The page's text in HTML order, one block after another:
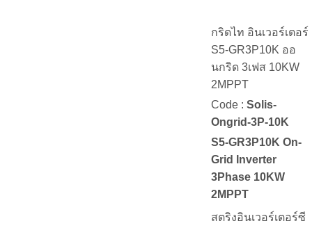
กริดไท อินเวอร์เตอร์
S5-GR3P10K ออ
นกริด 3เฟส 10KW
2MPPT
Code : Solis-
Ongrid-3P-10K
S5-GR3P10K On-
Grid Inverter
3Phase 10KW
2MPPT
สตริงอินเวอร์เตอร์ซี